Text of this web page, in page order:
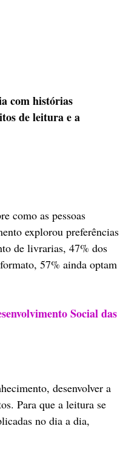
com histórias
de leitura e a
como as pessoas
explorou preferências
de livrarias, 47% dos
57% ainda optam
Social das
desenvolver a
Para que a leitura se
no dia a dia,